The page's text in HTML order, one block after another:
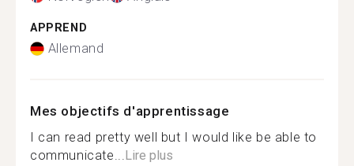
APPREND
Allemand
Mes objectifs d'apprentissage
I can read pretty well but I would like be able to
communicate...Lire plus